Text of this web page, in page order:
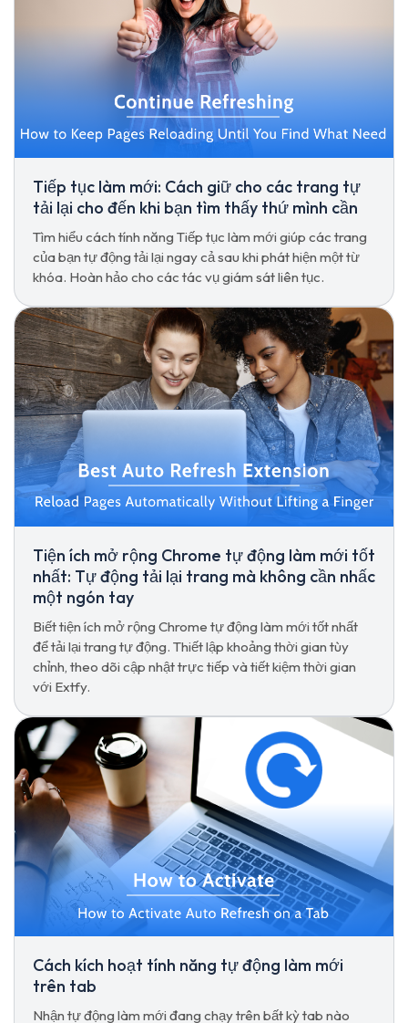
Tiếp tục làm mới: Cách giữ cho các trang tự
tải lại cho đến khi bạn tìm thấy thứ mình cần
Tìm hiểu cách tính năng Tiếp tục làm mới giúp các trang
của bạn tự động tải lại ngay cả sau khi phát hiện một từ
khóa. Hoàn hảo cho các tác vụ giám sát liên tục.
Tiện ích mở rộng Chrome tự động làm mới tốt
nhất: Tự động tải lại trang mà không cần nhấc
một ngón tay
Biết tiện ích mở rộng Chrome tự động làm mới tốt nhất
để tải lại trang tự động. Thiết lập khoảng thời gian tùy
chỉnh, theo dõi cập nhật trực tiếp và tiết kiệm thời gian
với Extfy.
Cách kích hoạt tính năng tự động làm mới
trên tab
Nhận tự động làm mới đang chạy trên bất kỳ tab nào